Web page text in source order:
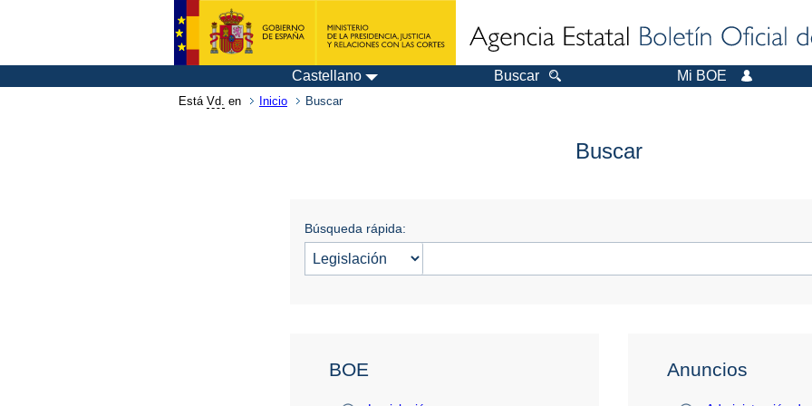
Castellano Buscar Mi BOE
Está Vd. en Inicio Buscar
Buscar
Búsqueda rápida:
BOE Anuncios